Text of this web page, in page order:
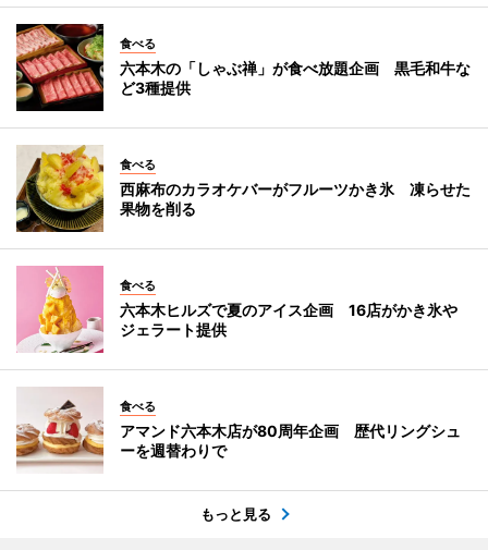
食べる
六本木の「しゃぶ禅」が食べ放題企画 黒毛和牛な
ど3種提供
食べる
西麻布のカラオケバーがフルーツかき氷 凍らせた
果物を削る
食べる
六本木ヒルズで夏のアイス企画 16店がかき氷や
ジェラート提供
食べる
アマンド六本木店が80周年企画 歴代リングシュ
ーを週替わりで
もっと見る